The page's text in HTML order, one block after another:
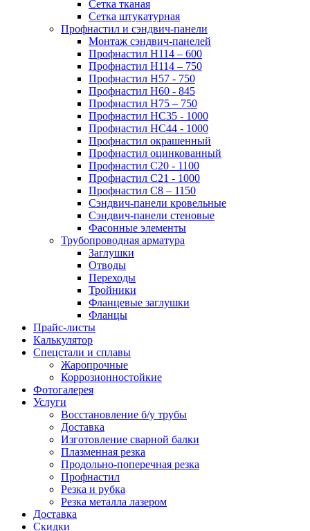
Сетка тканая
Сетка штукатурная
Профнастил и сэндвич-панели
Монтаж сэндвич-панелей
Профнастил Н114 – 600
Профнастил Н114 – 750
Профнастил Н57 - 750
Профнастил Н60 - 845
Профнастил Н75 – 750
Профнастил НС35 - 1000
Профнастил НС44 - 1000
Профнастил окрашенный
Профнастил оцинкованный
Профнастил С20 - 1100
Профнастил С21 - 1000
Профнастил С8 – 1150
Сэндвич-панели кровельные
Сэндвич-панели стеновые
Фасонные элементы
Трубопроводная арматура
Заглушки
Отводы
Переходы
Тройники
Фланцевые заглушки
Фланцы
Прайс-листы
Калькулятор
Спецстали и сплавы
Жаропрочные
Коррозионностойкие
Фотогалерея
Услуги
Восстановление б/у трубы
Доставка
Изготовление сварной балки
Плазменная резка
Продольно-поперечная резка
Профнастил
Резка и рубка
Резка металла лазером
Доставка
Скидки